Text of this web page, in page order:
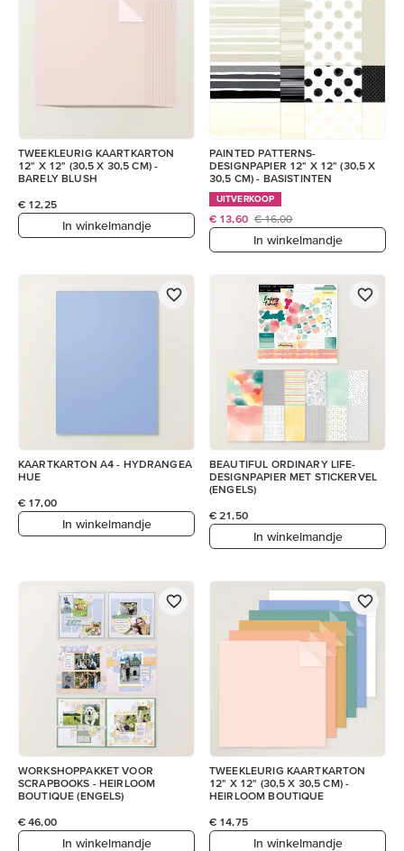
TWEEKLEURIG KAARTKARTON
12" X 12" (30,5 X 30,5 CM) -
BARELY BLUSH
€ 12,25
In winkelmandje
PAINTED PATTERNS-
DESIGNPAPIER 12" X 12" (30,5 X
30,5 CM) - BASISTINTEN
UITVERKOOP
€ 13,60 € 16,00
In winkelmandje
KAARTKARTON A4 - HYDRANGEA
HUE
€ 17,00
In winkelmandje
BEAUTIFUL ORDINARY LIFE-
DESIGNPAPIER MET STICKERVEL
(ENGELS)
€ 21,50
In winkelmandje
WORKSHOPPAKKET VOOR
SCRAPBOOKS - HEIRLOOM
BOUTIQUE (ENGELS)
€ 46,00
In winkelmandje
TWEEKLEURIG KAARTKARTON
12" X 12" (30,5 X 30,5 CM) -
HEIRLOOM BOUTIQUE
€ 14,75
In winkelmandje